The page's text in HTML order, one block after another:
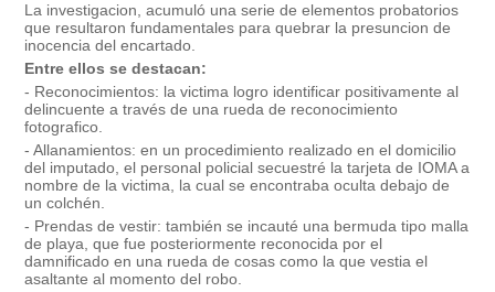
La investigacion, acumuló una serie de elementos probatorios
que resultaron fundamentales para quebrar la presuncion de
inocencia del encartado.
Entre ellos se destacan:
- Reconocimientos: la victima logro identificar positivamente al
delincuente a través de una rueda de reconocimiento
fotografico.
- Allanamientos: en un procedimiento realizado en el domicilio
del imputado, el personal policial secuestré la tarjeta de IOMA a
nombre de la victima, la cual se encontraba oculta debajo de
un colchén.
- Prendas de vestir: también se incauté una bermuda tipo malla
de playa, que fue posteriormente reconocida por el
damnificado en una rueda de cosas como la que vestia el
asaltante al momento del robo.